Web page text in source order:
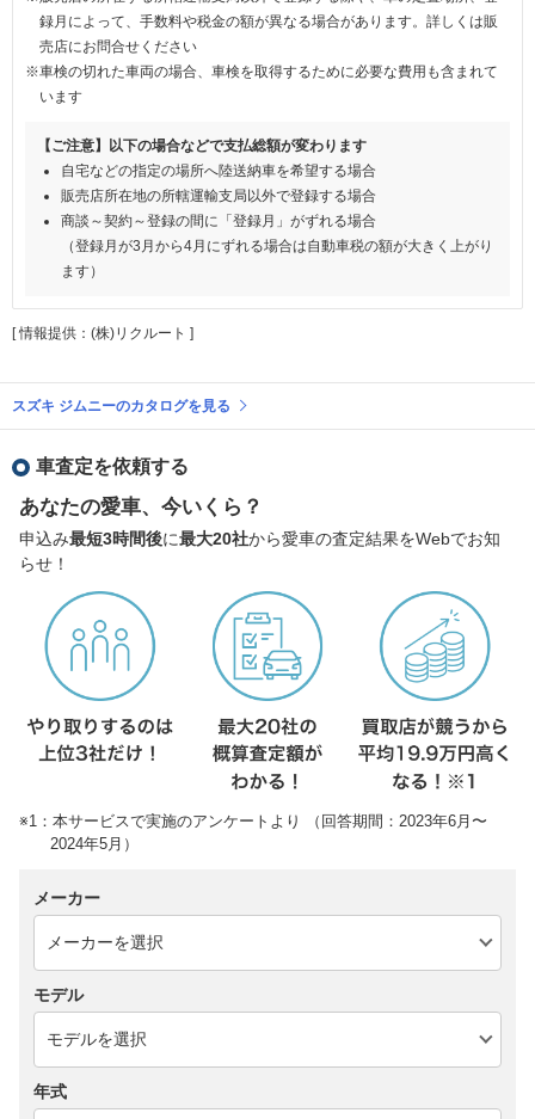
録月によって、手数料や税金の額が異なる場合があります。詳しくは販
売店にお問合せください
※車検の切れた車両の場合、車検を取得するために必要な費用も含まれて
います
【ご注意】以下の場合などで支払総額が変わります
自宅などの指定の場所へ陸送納車を希望する場合
販売店所在地の所轄運輸支局以外で登録する場合
商談～契約～登録の間に「登録月」がずれる場合
（登録月が3月から4月にずれる場合は自動車税の額が大きく上がり
ます）
[ 情報提供：(株)リクルート ]
スズキ ジムニーのカタログを見る
車査定を依頼する
あなたの愛車、今いくら？
申込み最短3時間後に最大20社から愛車の査定結果をWebでお知
らせ！
※1：本サービスで実施のアンケートより （回答期間：2023年6月〜
2024年5月）
メーカー
モデル
年式